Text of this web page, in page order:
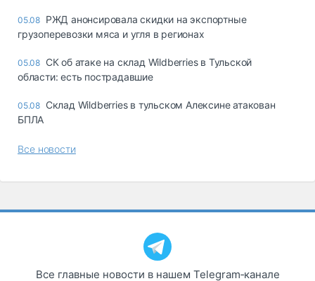
05.08 РЖД анонсировала скидки на экспортные
грузоперевозки мяса и угля в регионах
05.08 СК об атаке на склад Wildberries в Тульской
области: есть пострадавшие
05.08 Склад Wildberries в тульском Алексине атакован
БПЛА
Все новости
Все главные новости в нашем Telegram‑канале